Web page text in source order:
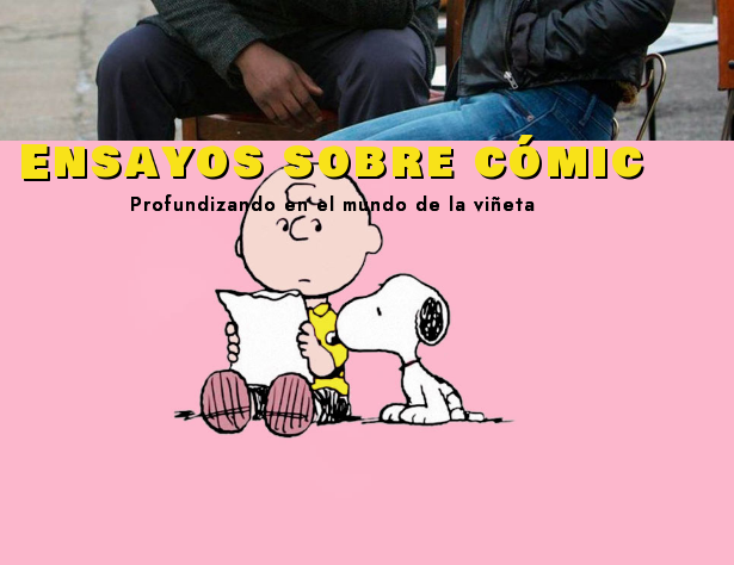
Ensayos sobre cómic
Profundizando en el mundo de la viñeta